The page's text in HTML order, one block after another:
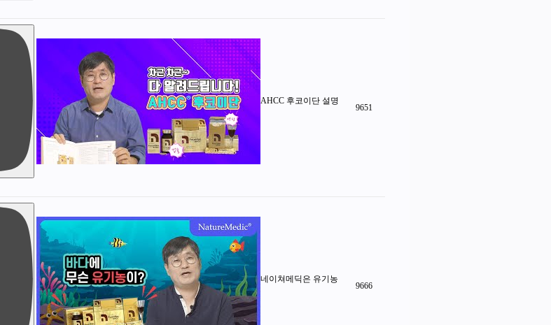
AHCC 후코이단 설명
9651
네이쳐메딕은 유기농
9666